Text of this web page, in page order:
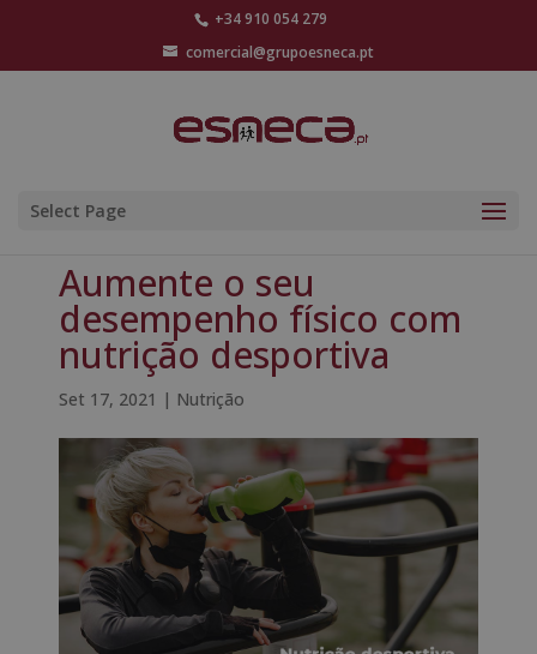
+34 910 054 279
comercial@grupoesneca.pt
Select Page
Aumente o seu
desempenho físico com
nutrição desportiva
Set 17, 2021 | Nutrição